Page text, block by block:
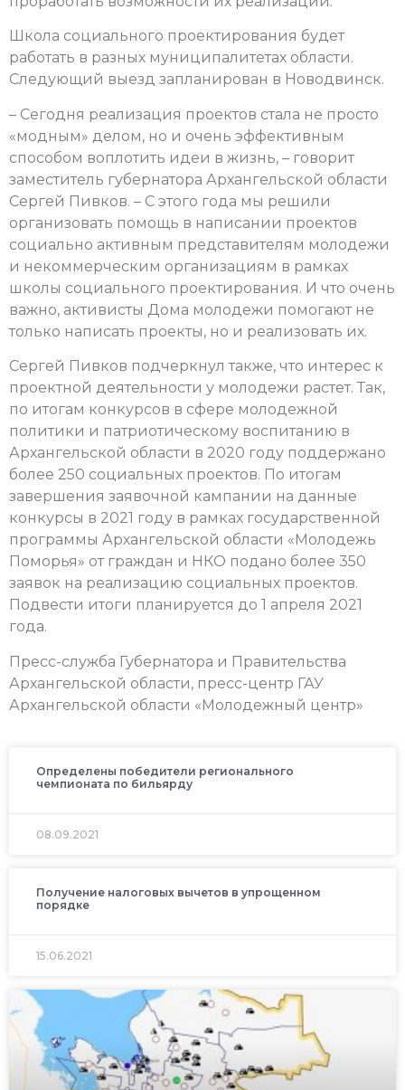
Школа социального проектирования будет
работать в разных муниципалитетах области.
Следующий выезд запланирован в Новодвинск.
​– Сегодня реализация проектов стала не просто
«модным» делом, но и очень эффективным
способом воплотить идеи в жизнь, – говорит
заместитель губернатора Архангельской области
Сергей Пивков. – С этого года мы решили
организовать помощь в написании проектов
социально активным представителям молодежи
и некоммерческим организациям в рамках
школы социального проектирования. И что очень
важно, активисты Дома молодежи помогают не
только написать проекты, но и реализовать их.
Сергей Пивков подчеркнул также, что интерес к
проектной деятельности у молодежи растет. Так,
по итогам конкурсов в сфере молодежной
политики и патриотическому воспитанию в
Архангельской области в 2020 году поддержано
более 250 социальных проектов. По итогам
завершения заявочной кампании на данные
конкурсы в 2021 году в рамках государственной
программы Архангельской области «Молодежь
Поморья» от граждан и НКО подано более 350
заявок на реализацию социальных проектов.
Подвести итоги планируется до 1 апреля 2021
года.
Пресс-служба Губернатора и Правительства
Архангельской области, пресс-центр ГАУ
Архангельской области «Молодежный центр»
Определены победители регионального
чемпионата по бильярду
08.09.2021
Получение налоговых вычетов в упрощенном
порядке
15.06.2021